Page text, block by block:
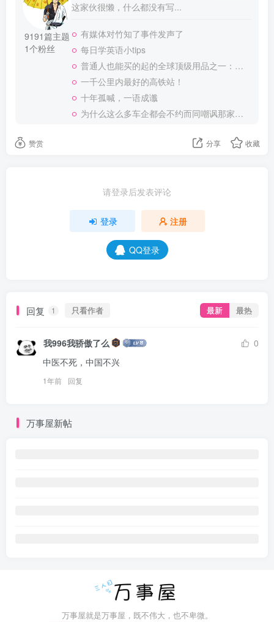
9191篇主题
1个粉丝
这家伙很懒，什么都没有写...
有媒体对竹知了事件发声了
每日学英语小tips
普通人也能买的起的全球顶级用品之一：WD-40润滑除锈剂！
一千公里内最好的高铁站！
十年孤喊，一语成谶
为什么这么多车企都会不约而同嘲讽那家说不得的车企？
赞赏 分享 收藏
请登录后发表评论
登录 注册
QQ登录
回复 1 只看作者 最新 最热
我996我骄傲了么
0
中医不死，中国不兴
1年前 回复
万事屋新帖
万事屋就是万事屋，既不伟大，也不卑微。